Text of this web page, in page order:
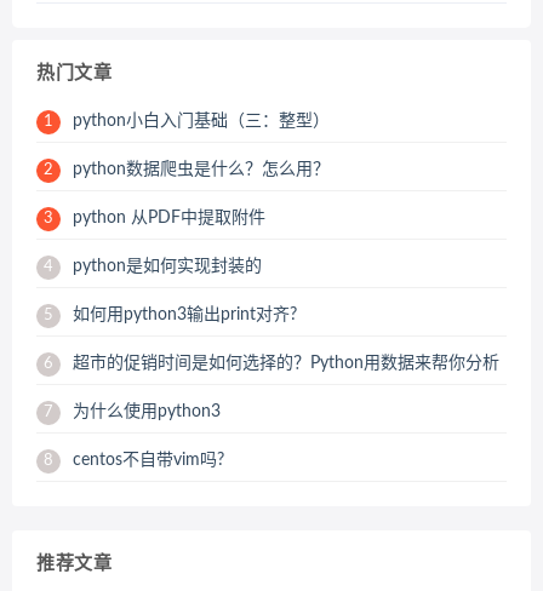
热门文章
1 python小白入门基础（三：整型）
2 python数据爬虫是什么？怎么用？
3 python 从PDF中提取附件
4 python是如何实现封装的
5 如何用python3输出print对齐?
6 超市的促销时间是如何选择的？Python用数据来帮你分析
7 为什么使用python3
8 centos不自带vim吗?
推荐文章